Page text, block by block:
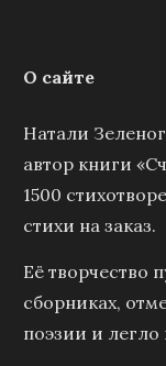
О сайте
Натали
автор книги
1500
стихи на заказ.
Её творчество
сборниках,
поэзии и легло